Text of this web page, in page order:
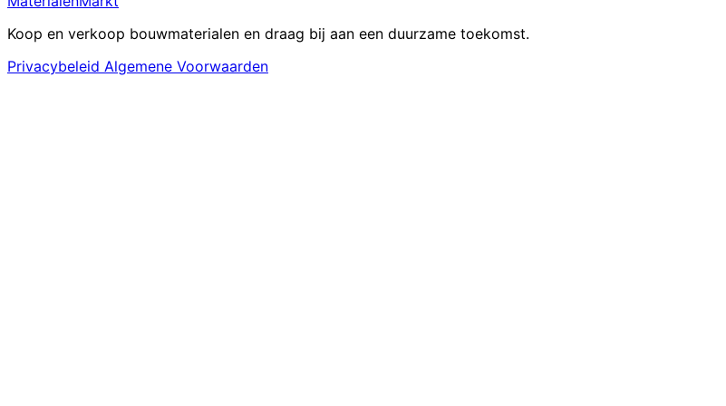
Koop en verkoop bouwmaterialen en draag bij aan een duurzame toekomst.
Privacybeleid Algemene Voorwaarden